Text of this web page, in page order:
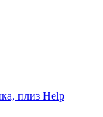
плиз Help